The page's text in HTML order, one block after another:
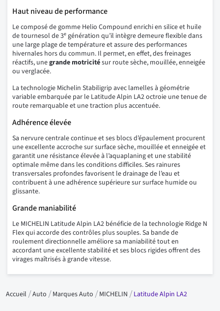
Haut niveau de performance
Le composé de gomme Helio Compound enrichi en silice et huile
de tournesol de 3e génération qu’il intègre demeure flexible dans
une large plage de température et assure des performances
hivernales hors du commun. Il permet, en effet, des freinages
réactifs, unegrande motricitésur route sèche, mouillée, enneigée
ou verglacée.
La technologie Michelin Stabiligrip avec lamelles à géométrie
variable embarquée par le Latitude Alpin LA2 octroie une tenue de
route remarquable et une traction plus accentuée.
Adhérence élevée
Sa nervure centrale continue et ses blocs d’épaulement procurent
une excellente accroche sur surface sèche, mouillée et enneigée et
garantit une résistance élevée à l’aquaplaning et une stabilité
optimale même dans les conditions difficiles. Ses rainures
transversales profondes favorisent le drainage de l’eau et
contribuent à une adhérence supérieure sur surface humide ou
glissante.
Grande maniabilité
Le MICHELIN Latitude Alpin LA2 bénéficie de la technologie Ridge N
Flex qui accorde des contrôles plus souples. Sa bande de
roulement directionnelle améliore sa maniabilité tout en
accordant une excellente stabilité et ses blocs rigides offrent des
virages maîtrisés à grande vitesse.
Accueil Auto Marques Auto MICHELIN Latitude Alpin LA2